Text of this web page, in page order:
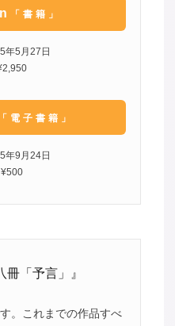
「書籍」
年5月27日
「電子書籍」
年9月24日
冊「予言」』
。これまでの作品すべ